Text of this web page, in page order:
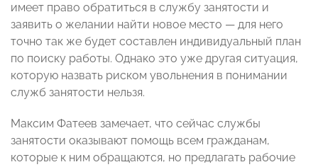
имеет право обратиться в службу занятости и
заявить о желании найти новое место — для него
точно так же будет составлен индивидуальный план
по поиску работы. Однако это уже другая ситуация,
которую назвать риском увольнения в понимании
служб занятости нельзя.
Максим Фатеев замечает, что сейчас службы
занятости оказывают помощь всем гражданам,
которые к ним обращаются, но предлагать рабочие